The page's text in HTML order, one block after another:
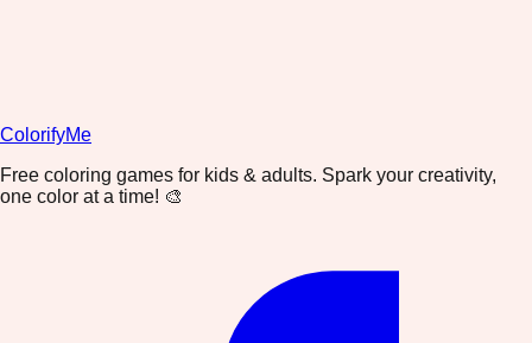
ColorifyMe
Free coloring games for kids & adults. Spark your creativity,
one color at a time! 🎨